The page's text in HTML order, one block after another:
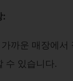
:
가까운 매장에서
수 있습니다.